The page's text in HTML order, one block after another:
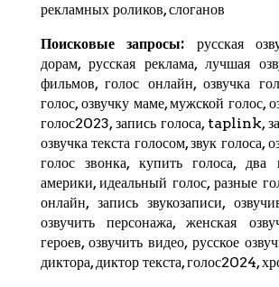
рекламных роликов, слоганов
Поисковые запросы:русская
дорам, русская реклама, лучшая
фильмов, голос онлайн, озвучка
голос, озвучку маме, мужской голос,
голос2023, запись голоса, taplink,
озвучка текста голосом, звук голоса,
голос звонка, купить голоса, два
америки, идеальный голос, разные
онлайн, запись звукозаписи,
озвучить персонажа, женская
героев, озвучить видео, русское
диктора, диктор текста, голос2024,